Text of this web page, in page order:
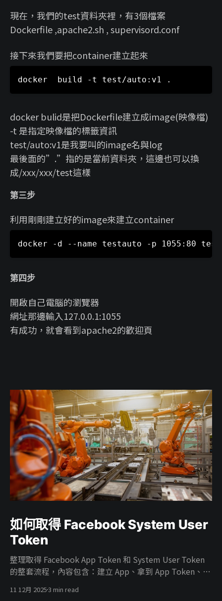
現在，我們的test資料夾裡，有3個檔案
Dockerfile ,apache2.sh , supervisord.conf
接下來我們要把container建立起來
docker bulid是把Dockerfile建立成image(映像檔)
-t 是指定映像檔的標籤資訊
test/auto:v1是我要叫的image名與log
最後面的”.”指的是當前資料夾，這邊也可以換
成/xxx/xxx/test這樣
第三步
利用剛剛建立好的image來建立container
第四步
開啟自己電腦的瀏覽器
網址那邊輸入127.0.0.1:1055
有成功，就會看到apache2的歡迎頁
如何取得 Facebook System User
Token
整理取得 Facebook App Token 和 System User Token
的整套流程，內容包含：建立 App、拿到 App Token、在
User、把 App 掛進 Business、開 ads_read／
11 12月 20253 min read